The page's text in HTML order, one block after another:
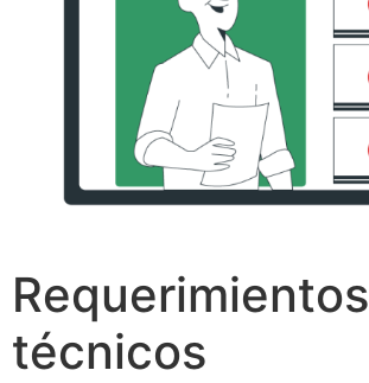
Requerimientos
técnicos